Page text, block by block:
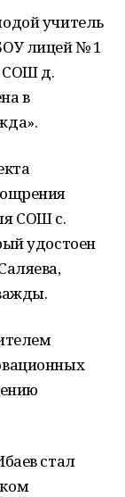
учитель
лицей № 1
СОШ д.
в
СОШ с.
удостоен
стал